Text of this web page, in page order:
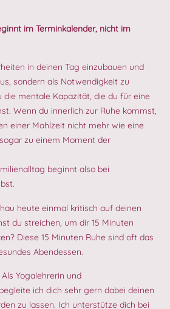
im Terminkalender, nicht im
in deinen Tag einzubauen und
sondern als Notwendigkeit zu
die mentale Kapazität, die du für eine
Wenn du innerlich zur Ruhe kommst,
einer Mahlzeit nicht mehr wie eine
zu einem Moment der
beginnt also bei
heute einmal kritisch auf deinen
du streichen, um dir 15 Minuten
Diese 15 Minuten Ruhe sind oft das
Abendessen.
Als Yogalehrerin und
ich dich sehr gern dabei deinen
zu lassen. Ich unterstütze dich bei